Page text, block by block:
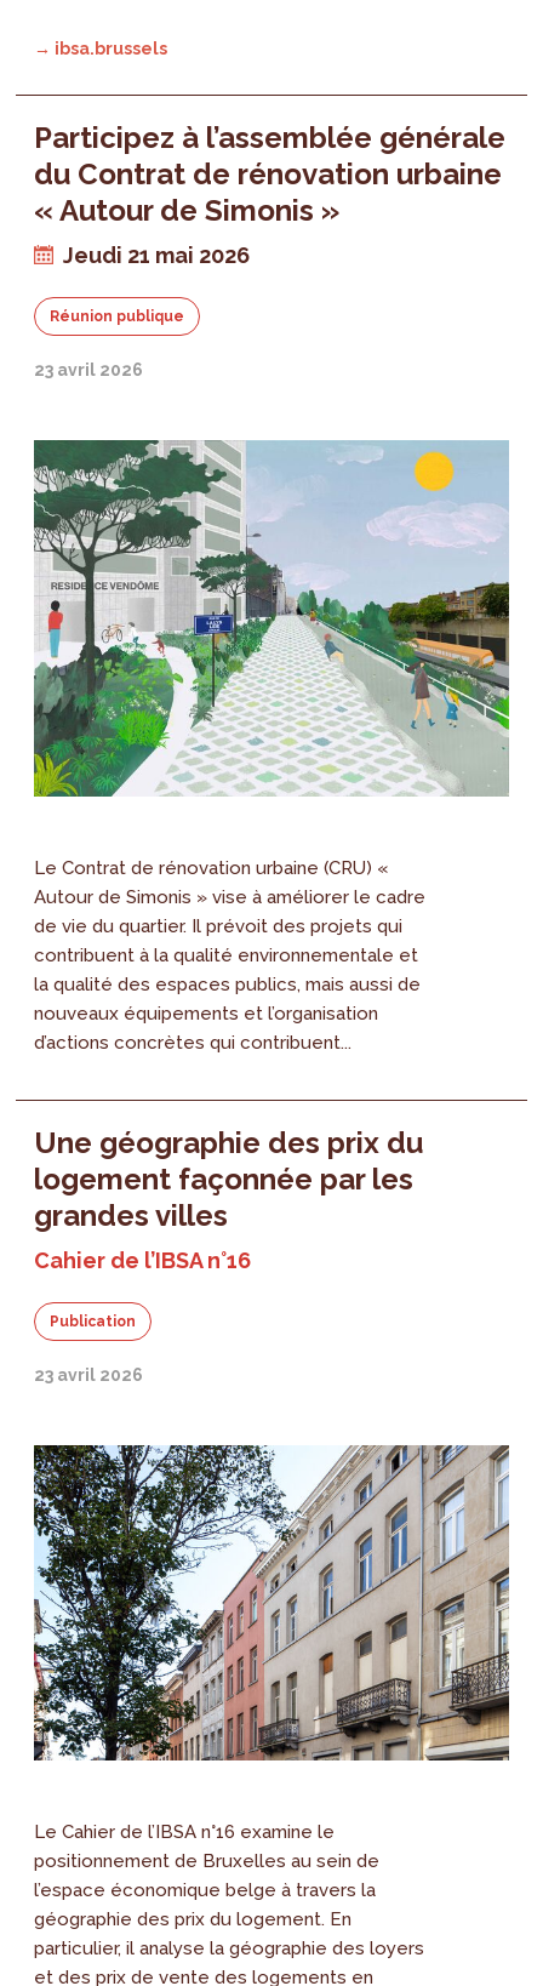
→ ibsa.brussels
Participez à l’assemblée générale
du Contrat de rénovation urbaine
« Autour de Simonis »
Jeudi 21 mai 2026
Réunion publique
23 avril 2026
Le Contrat de rénovation urbaine (CRU) «
Autour de Simonis » vise à améliorer le cadre
de vie du quartier. Il prévoit des projets qui
contribuent à la qualité environnementale et
la qualité des espaces publics, mais aussi de
nouveaux équipements et l’organisation
d’actions concrètes qui contribuent...
Une géographie des prix du
logement façonnée par les
grandes villes
Cahier de l’IBSA n°16
Publication
23 avril 2026
Le Cahier de l’IBSA n°16 examine le
positionnement de Bruxelles au sein de
l’espace économique belge à travers la
géographie des prix du logement. En
particulier, il analyse la géographie des loyers
et des prix de vente des logements en